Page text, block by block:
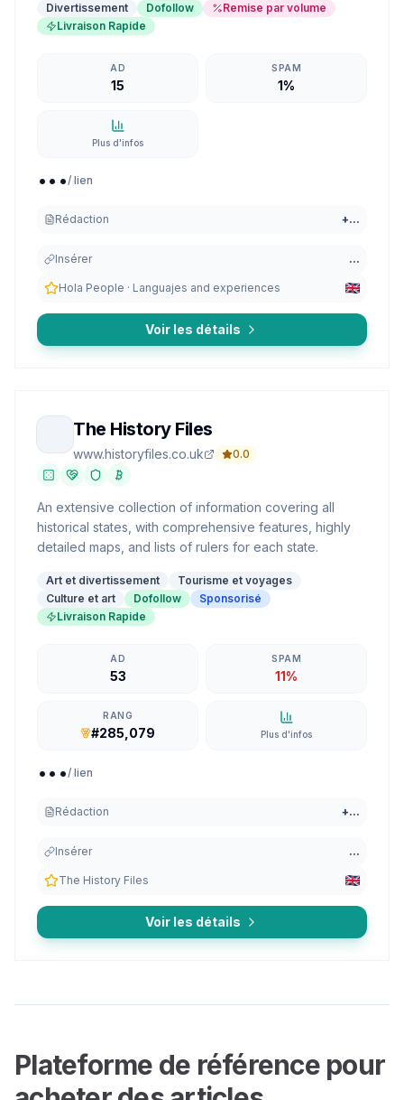
Divertissement
Dofollow
Remise par volume
Livraison Rapide
AD
15
SPAM
1%
Plus d'infos
.../ lien
Rédaction +...
Insérer ...
Hola People · Languajes and experiences
Voir les détails
The History Files
www.historyfiles.co.uk 0.0
An extensive collection of information covering all
historical states, with comprehensive features, highly
detailed maps, and lists of rulers for each state.
Art et divertissement
Tourisme et voyages
Culture et art
Dofollow
Sponsorisé
Livraison Rapide
AD
53
SPAM
11%
RANG
#285,079 Plus d'infos
.../ lien
Rédaction +...
Insérer ...
The History Files
Voir les détails
Plateforme de référence pour